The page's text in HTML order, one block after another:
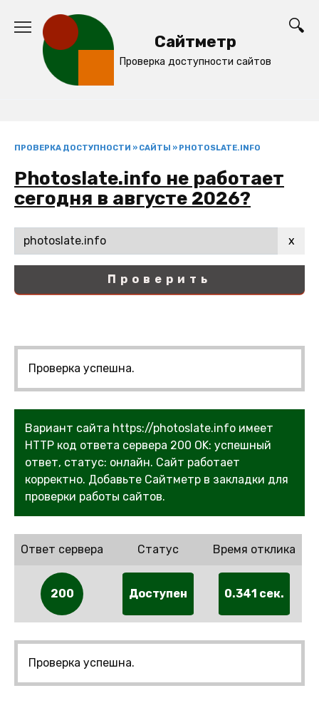
содержанию
Сайтметр
Проверка доступности сайтов
ПРОВЕРКА ДОСТУПНОСТИ » САЙТЫ » PHOTOSLATE.INFO
Photoslate.info не работает
сегодня в августе 2026?
x
Проверить
Проверка успешна.
Вариант сайта https://photoslate.info имеет
HTTP код ответа сервера 200 OK: успешный
ответ, статус: онлайн. Сайт работает
корректно. Добавьте Сайтметр в закладки для
проверки работы сайтов.
Ответ сервера
200
Статус
Доступен
Время отклика
0.341 сек.
Проверка успешна.